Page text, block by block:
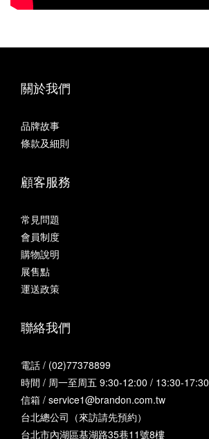
關於我們
品牌故事
條款及細則
顧客服務
常見問題
會員制度
購物說明
展售點
運送政策
聯絡我們
電話 / (02)77378899
時間 / 周一至周五 9:30-12:00 / 13:30-17:30
信箱 / service1@brandon.com.tw
台北總公司（來訪請先預約）
台北市內湖區基湖路35巷11號8樓